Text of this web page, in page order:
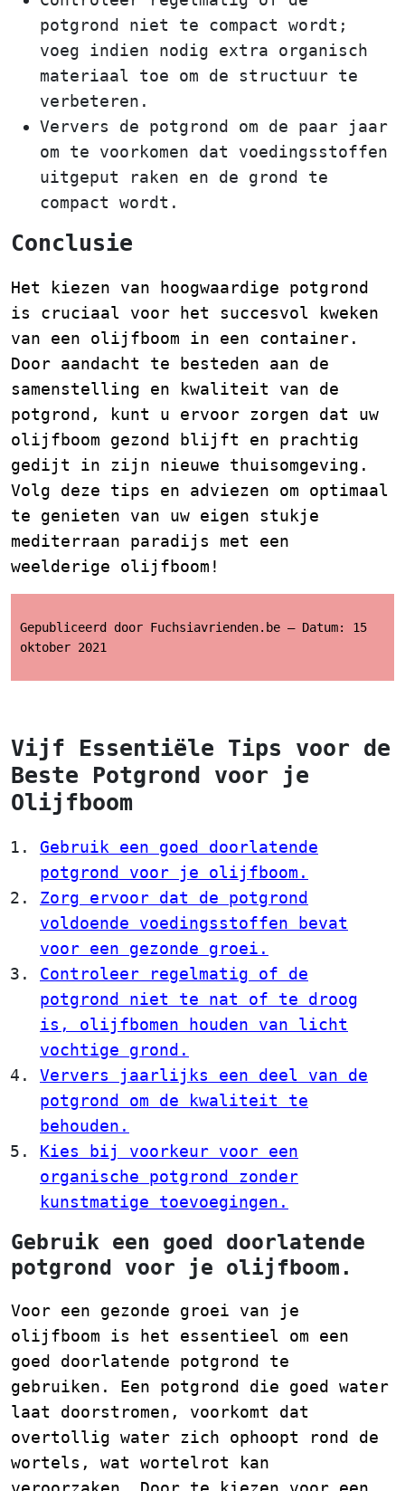
potgrond niet te compact wordt;
voeg indien nodig extra organisch
materiaal toe om de structuur te
verbeteren.
Ververs de potgrond om de paar jaar
om te voorkomen dat voedingsstoffen
uitgeput raken en de grond te
compact wordt.
Conclusie
Het kiezen van hoogwaardige potgrond
is cruciaal voor het succesvol kweken
van een olijfboom in een container.
Door aandacht te besteden aan de
samenstelling en kwaliteit van de
potgrond, kunt u ervoor zorgen dat uw
olijfboom gezond blijft en prachtig
gedijt in zijn nieuwe thuisomgeving.
Volg deze tips en adviezen om optimaal
te genieten van uw eigen stukje
mediterraan paradijs met een
weelderige olijfboom!
Gepubliceerd door Fuchsiavrienden.be – Datum: 15
oktober 2021
Vijf Essentiële Tips voor de
Beste Potgrond voor je
Olijfboom
Gebruik een goed doorlatende
potgrond voor je olijfboom.
Zorg ervoor dat de potgrond
voldoende voedingsstoffen bevat
voor een gezonde groei.
Controleer regelmatig of de
potgrond niet te nat of te droog
is, olijfbomen houden van licht
vochtige grond.
Ververs jaarlijks een deel van de
potgrond om de kwaliteit te
behouden.
Kies bij voorkeur voor een
organische potgrond zonder
kunstmatige toevoegingen.
Gebruik een goed doorlatende
potgrond voor je olijfboom.
Voor een gezonde groei van je
olijfboom is het essentieel om een
goed doorlatende potgrond te
gebruiken. Een potgrond die goed water
laat doorstromen, voorkomt dat
overtollig water zich ophoopt rond de
wortels, wat wortelrot kan